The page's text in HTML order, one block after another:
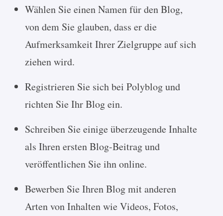
Wählen Sie einen Namen für den Blog,
von dem Sie glauben, dass er die
Aufmerksamkeit Ihrer Zielgruppe auf sich
ziehen wird.
Registrieren Sie sich bei Polyblog und
richten Sie Ihr Blog ein.
Schreiben Sie einige überzeugende Inhalte
als Ihren ersten Blog-Beitrag und
veröffentlichen Sie ihn online.
Bewerben Sie Ihren Blog mit anderen
Arten von Inhalten wie Videos, Fotos,